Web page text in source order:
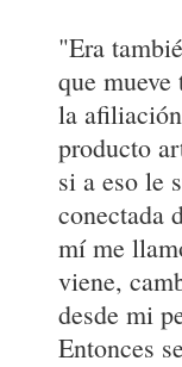
"Era
que
la
producto
si a eso le
conectada
mí me
viene,
desde mi
Entonces